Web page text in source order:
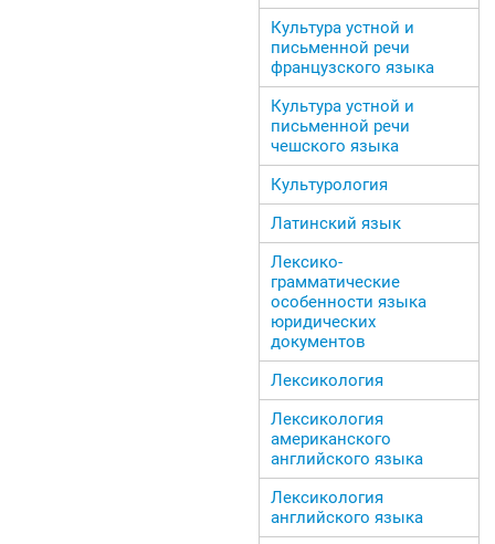
Культура устной и
письменной речи
французского языка
Культура устной и
письменной речи
чешского языка
Культурология
Латинский язык
Лексико-
грамматические
особенности языка
юридических
документов
Лексикология
Лексикология
американского
английского языка
Лексикология
английского языка